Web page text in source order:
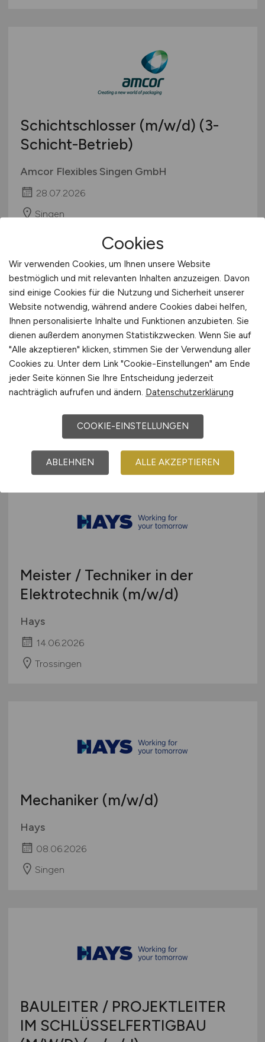
Schichtschlosser (m/w/d) (3-
Schicht-Betrieb)
Amcor Flexibles Singen GmbH
28.07.2026
Singen
Werkzeugmechaniker(m/w/d)
Erodieren
Aptar Radolfzell GmbH
25.07.2026
Eigeltingen
Meister / Techniker in der
Elektrotechnik (m/w/d)
Hays
14.06.2026
Trossingen
Mechaniker (m/w/d)
Hays
08.06.2026
Singen
BAULEITER / PROJEKTLEITER
IM SCHLÜSSELFERTIGBAU
Cookies
Wir verwenden Cookies, um Ihnen unsere Website
bestmöglich und mit relevanten Inhalten anzuzeigen. Davon
sind einige Cookies für die Nutzung und Sicherheit unserer
Website notwendig, während andere Cookies dabei helfen,
Ihnen personalisierte Inhalte und Funktionen anzubieten. Sie
dienen außerdem anonymen Statistikzwecken. Wenn Sie auf
"Alle akzeptieren" klicken, stimmen Sie der Verwendung aller
Cookies zu. Unter dem Link "Cookie-Einstellungen" am Ende
jeder Seite können Sie Ihre Entscheidung jederzeit
nachträglich aufrufen und ändern. Datenschutzerklärung
COOKIE-EINSTELLUNGEN
ABLEHNEN ALLE AKZEPTIEREN